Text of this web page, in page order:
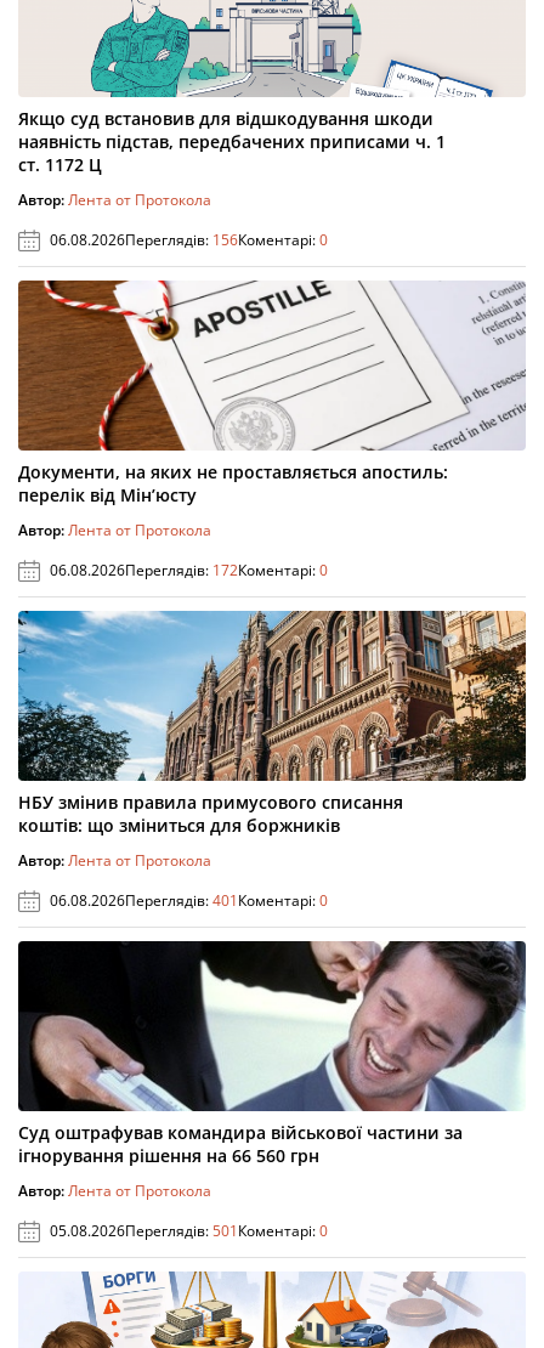
Якщо суд встановив для відшкодування шкоди
наявність підстав, передбачених приписами ч. 1
ст. 1172 Ц
Автор:Лента от Протокола
06.08.2026Переглядів: 156Коментарі:0
Документи, на яких не проставляється апостиль:
перелік від Мін’юсту
Автор:Лента от Протокола
06.08.2026Переглядів: 172Коментарі:0
НБУ змінив правила примусового списання
коштів: що зміниться для боржників
Автор:Лента от Протокола
06.08.2026Переглядів:401Коментарі:0
Суд оштрафував командира військової частини за
ігнорування рішення на 66 560 грн
Автор:Лента от Протокола
05.08.2026Переглядів:501Коментарі:0